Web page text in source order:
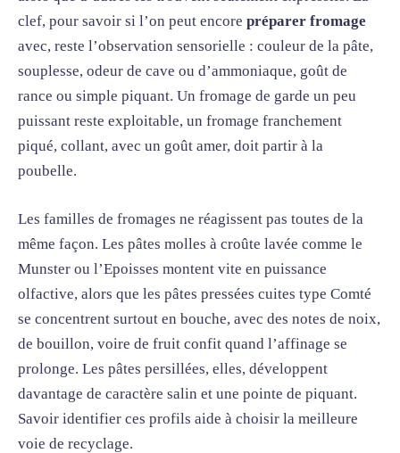
clef, pour savoir si l’on peut encore préparer fromage
avec, reste l’observation sensorielle : couleur de la pâte,
souplesse, odeur de cave ou d’ammoniaque, goût de
rance ou simple piquant. Un fromage de garde un peu
puissant reste exploitable, un fromage franchement
piqué, collant, avec un goût amer, doit partir à la
poubelle.
Les familles de fromages ne réagissent pas toutes de la
même façon. Les pâtes molles à croûte lavée comme le
Munster ou l’Epoisses montent vite en puissance
olfactive, alors que les pâtes pressées cuites type Comté
se concentrent surtout en bouche, avec des notes de noix,
de bouillon, voire de fruit confit quand l’affinage se
prolonge. Les pâtes persillées, elles, développent
davantage de caractère salin et une pointe de piquant.
Savoir identifier ces profils aide à choisir la meilleure
voie de recyclage.